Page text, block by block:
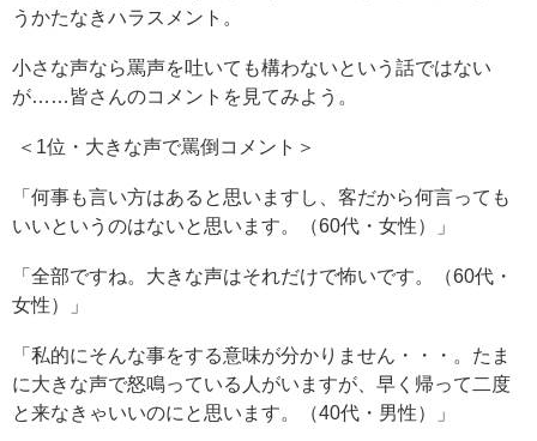
うかたなきハラスメント。
小さな声なら罵声を吐いても構わないという話ではない
が……皆さんのコメントを見てみよう。
＜1位・大きな声で罵倒コメント＞
「何事も言い方はあると思いますし、客だから何言っても
いいというのはないと思います。（60代・女性）」
「全部ですね。大きな声はそれだけで怖いです。（60代・
女性）」
「私的にそんな事をする意味が分かりません・・・。たま
に大きな声で怒鳴っている人がいますが、早く帰って二度
と来なきゃいいのにと思います。（40代・男性）」